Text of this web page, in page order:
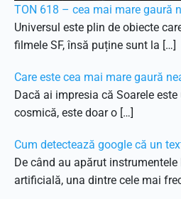
TON 618 – cea mai mare gaură
Universul este plin de obiecte
filmele SF, însă puține sunt la […]
Care este cea mai mare gaură
Dacă ai impresia că Soarele
cosmică, este doar o […]
Cum detectează google că un
De când au apărut
artificială, una dintre cele mai